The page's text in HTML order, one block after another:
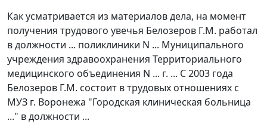
Как усматривается из материалов дела, на момент
получения трудового увечья Белозеров Г.М. работал
в должности ... поликлиники N ... Муниципального
учреждения здравоохранения Территориального
медицинского объединения N ... г. ... С 2003 года
Белозеров Г.М. состоит в трудовых отношениях с
МУЗ г. Воронежа "Городская клиническая больница
..." в должности ...